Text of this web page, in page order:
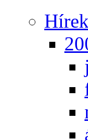
Hí­rek